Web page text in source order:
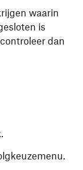
waarin
is
dan